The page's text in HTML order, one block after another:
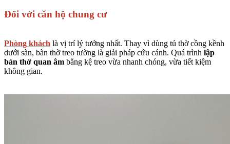
Đối với căn hộ chung cư
Phòng khách là vị trí lý tưởng nhất. Thay vì dùng tủ thờ cồng kềnh
dưới sàn, bàn thờ treo tường là giải pháp cứu cánh. Quá trình lập
bàn thờ quan âm bằng kệ treo vừa nhanh chóng, vừa tiết kiệm
không gian.